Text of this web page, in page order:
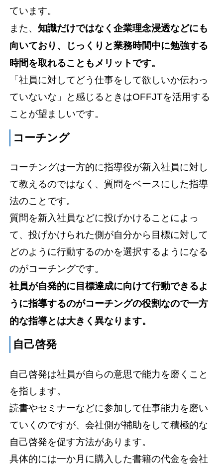
ています。
また、知識だけではなく企業理念浸透などにも
向いており、じっくりと業務時間中に勉強する
時間を取れることもメリットです。
「社員に対してどう仕事をして欲しいか伝わっ
ていないな」と感じるときはOFFJTを活用する
ことが望ましいです。
コーチング
コーチングは一方的に指導役が新入社員に対し
て教えるのではなく、質問をベースにした指導
法のことです。
質問を新入社員などに投げかけることによっ
て、投げかけられた側が自分から目標に対して
どのように行動するのかを選択するようになる
のがコーチングです。
社員が自発的に目標達成に向けて行動できるよ
うに指導するのがコーチングの役割なので一方
的な指導とは大きく異なります。
自己啓発
自己啓発は社員が自らの意思で能力を磨くこと
を指します。
読書やセミナーなどに参加して仕事能力を磨い
ていくのですが、会社側が補助をして積極的な
自己啓発を促す方法があります。
具体的には一か月に購入した書籍の代金を会社